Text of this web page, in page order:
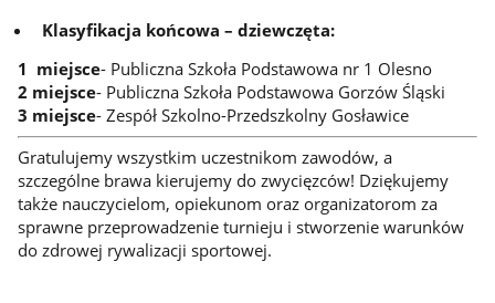
Klasyfikacja końcowa – dziewczęta:
1 miejsce- Publiczna Szkoła Podstawowa nr 1 Olesno
2 miejsce- Publiczna Szkoła Podstawowa Gorzów Śląski
3 miejsce- Zespół Szkolno-Przedszkolny Gosławice
Gratulujemy wszystkim uczestnikom zawodów, a
szczególne brawa kierujemy do zwycięzców! Dziękujemy
także nauczycielom, opiekunom oraz organizatorom za
sprawne przeprowadzenie turnieju i stworzenie warunków
do zdrowej rywalizacji sportowej.